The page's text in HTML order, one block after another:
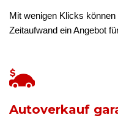
Mit wenigen Klicks
Zeitaufwand ein Angebot
Autoverkauf